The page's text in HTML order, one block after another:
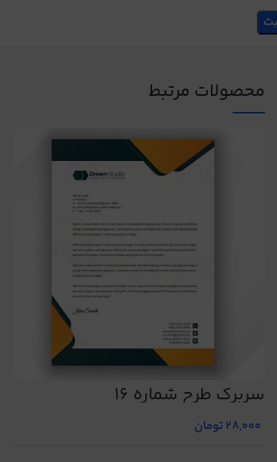
محصولات مرتبط
سربرگ طرح شماره 16
28,000تومان